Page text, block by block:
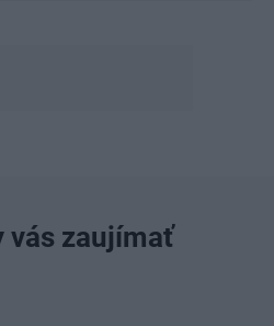
vás zaujímať